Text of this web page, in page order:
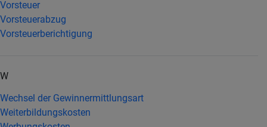
Vorsteuer
Vorsteuerabzug
Vorsteuerberichtigung
W
Wechsel der Gewinnermittlungsart
Weiterbildungskosten